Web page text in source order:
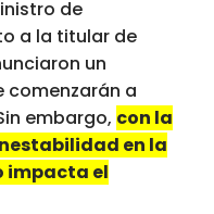
de
a la titular de
un
comenzarán a
embargo, con la
en la
impacta el